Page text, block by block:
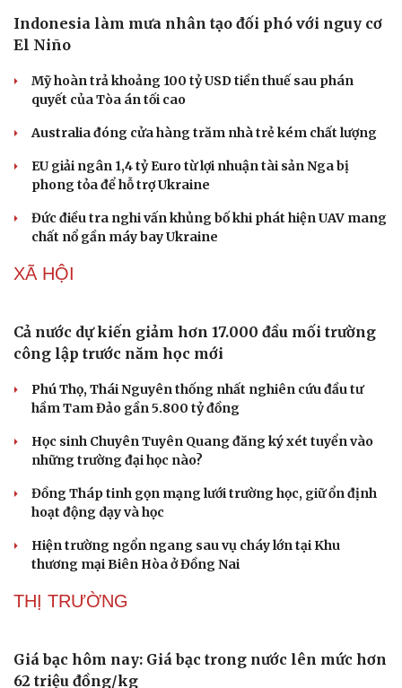
Sức khỏe
Dinh dưỡng - món ngon
Cây thuốc
Sản phụ khoa
Nam khoa
Làm đẹp - giảm cân
Ăn sạch sống khỏe
Đời sống
Blog
Indonesia làm mưa nhân tạo đối phó với nguy cơ
El Niño
Mỹ hoàn trả khoảng 100 tỷ USD tiền thuế sau phán
quyết của Tòa án tối cao
Australia đóng cửa hàng trăm nhà trẻ kém chất lượng
EU giải ngân 1,4 tỷ Euro từ lợi nhuận tài sản Nga bị
phong tỏa để hỗ trợ Ukraine
Đức điều tra nghi vấn khủng bố khi phát hiện UAV mang
chất nổ gần máy bay Ukraine
XÃ HỘI
Cả nước dự kiến giảm hơn 17.000 đầu mối trường
công lập trước năm học mới
Phú Thọ, Thái Nguyên thống nhất nghiên cứu đầu tư
hầm Tam Đảo gần 5.800 tỷ đồng
Học sinh Chuyên Tuyên Quang đăng ký xét tuyển vào
những trường đại học nào?
Đồng Tháp tinh gọn mạng lưới trường học, giữ ổn định
hoạt động dạy và học
Hiện trường ngổn ngang sau vụ cháy lớn tại Khu
thương mại Biên Hòa ở Đồng Nai
THỊ TRƯỜNG
Giá bạc hôm nay: Giá bạc trong nước lên mức hơn
62 triệu đồng/kg